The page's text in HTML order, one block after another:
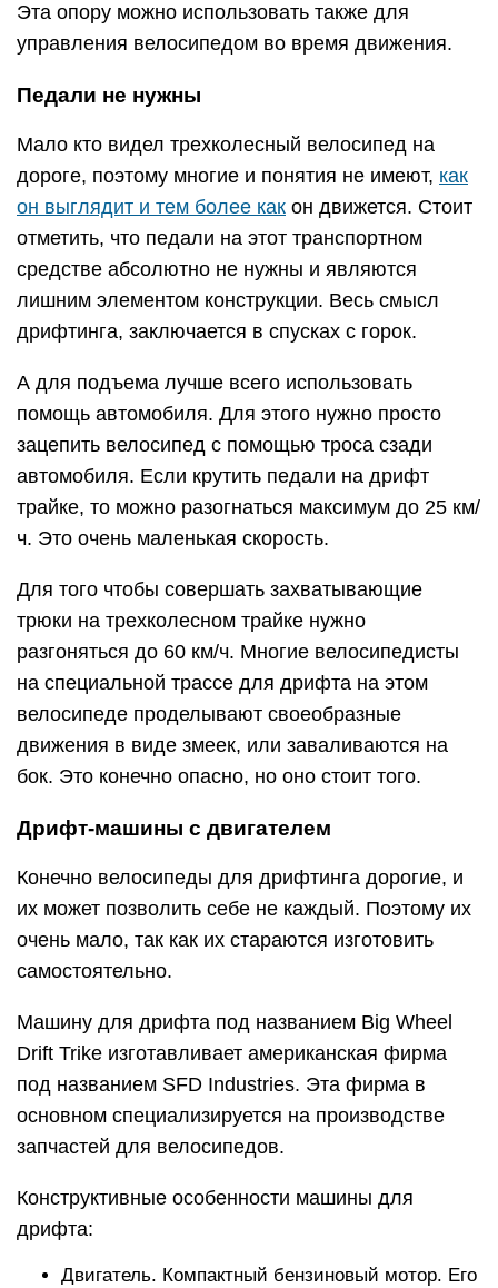
Эта опору можно использовать также для
управления велосипедом во время движения.
Педали не нужны
Мало кто видел трехколесный велосипед на
дороге, поэтому многие и понятия не имеют, как
он выглядит и тем более как он движется. Стоит
отметить, что педали на этот транспортном
средстве абсолютно не нужны и являются
лишним элементом конструкции. Весь смысл
дрифтинга, заключается в спусках с горок.
А для подъема лучше всего использовать
помощь автомобиля. Для этого нужно просто
зацепить велосипед с помощью троса сзади
автомобиля. Если крутить педали на дрифт
трайке, то можно разогнаться максимум до 25 км/
ч. Это очень маленькая скорость.
Для того чтобы совершать захватывающие
трюки на трехколесном трайке нужно
разгоняться до 60 км/ч. Многие велосипедисты
на специальной трассе для дрифта на этом
велосипеде проделывают своеобразные
движения в виде змеек, или заваливаются на
бок. Это конечно опасно, но оно стоит того.
Дрифт-машины с двигателем
Конечно велосипеды для дрифтинга дорогие, и
их может позволить себе не каждый. Поэтому их
очень мало, так как их стараются изготовить
самостоятельно.
Машину для дрифта под названием Big Wheel
Drift Trike изготавливает американская фирма
под названием SFD Industries. Эта фирма в
основном специализируется на производстве
запчастей для велосипедов.
Конструктивные особенности машины для
дрифта:
Двигатель. Компактный бензиновый мотор. Его